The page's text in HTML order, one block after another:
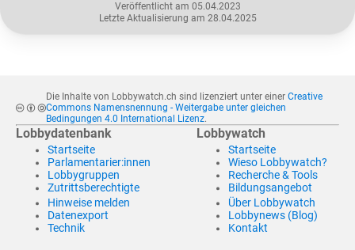
Veröffentlicht am 05.04.2023
Letzte Aktualisierung am 28.04.2025
Die Inhalte von Lobbywatch.ch sind lizenziert unter einer Creative
Commons Namensnennung - Weitergabe unter gleichen
Bedingungen 4.0 International Lizenz.
Lobbydatenbank
Startseite
Parlamentarier:innen
Lobbygruppen
Zutrittsberechtigte
Hinweise melden
Datenexport
Technik
Lobbywatch
Startseite
Wieso Lobbywatch?
Recherche & Tools
Bildungsangebot
Über Lobbywatch
Lobbynews (Blog)
Kontakt